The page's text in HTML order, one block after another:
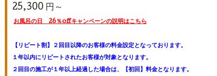
25,300 円～
お風呂の日 26％offキャンペーンの説明はこちら
【リピート割】２回目以降のお客様の料金設定となっております。
１年以内にリピートされたお客様が対象となります。
２回目の施工が１年以上経過した場合は、
【初回】料金となります。